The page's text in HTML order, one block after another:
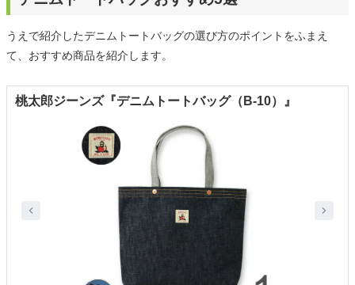
うえで紹介したデニムトートバッグの選び方のポイントをふまえ
て、おすすめ商品を紹介します。
桃太郎ジーンズ『デニムトートバッグ（B-10）』